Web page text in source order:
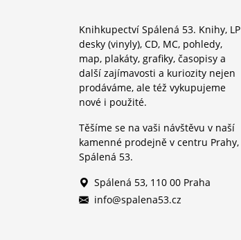
Knihkupectví Spálená 53. Knihy, LP
desky (vinyly), CD, MC, pohledy,
map, plakáty, grafiky, časopisy a
další zajímavosti a kuriozity nejen
prodáváme, ale též vykupujeme
nové i použité.
Těšíme se na vaši návštěvu v naší
kamenné prodejně v centru Prahy,
Spálená 53.
Spálená 53, 110 00 Praha
info@spalena53.cz